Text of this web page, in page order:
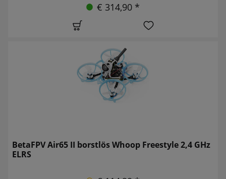
€ 314,90 *
BetaFPV Air65 II borstlös Whoop Freestyle 2,4 GHz
ELRS